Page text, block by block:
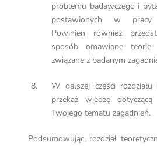
problemu badawczego i
postawionych w pracy
Powinien również
sposób omawiane
związane z badanym
W dalszej części rozdziału
przekaż wiedzę
Twojego tematu zagadnień.
Podsumowując, rozdział